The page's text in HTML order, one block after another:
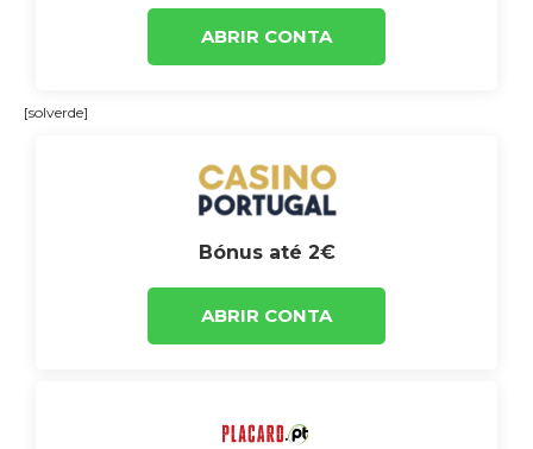
ABRIR CONTA
[solverde]
Bónus até 2€
ABRIR CONTA